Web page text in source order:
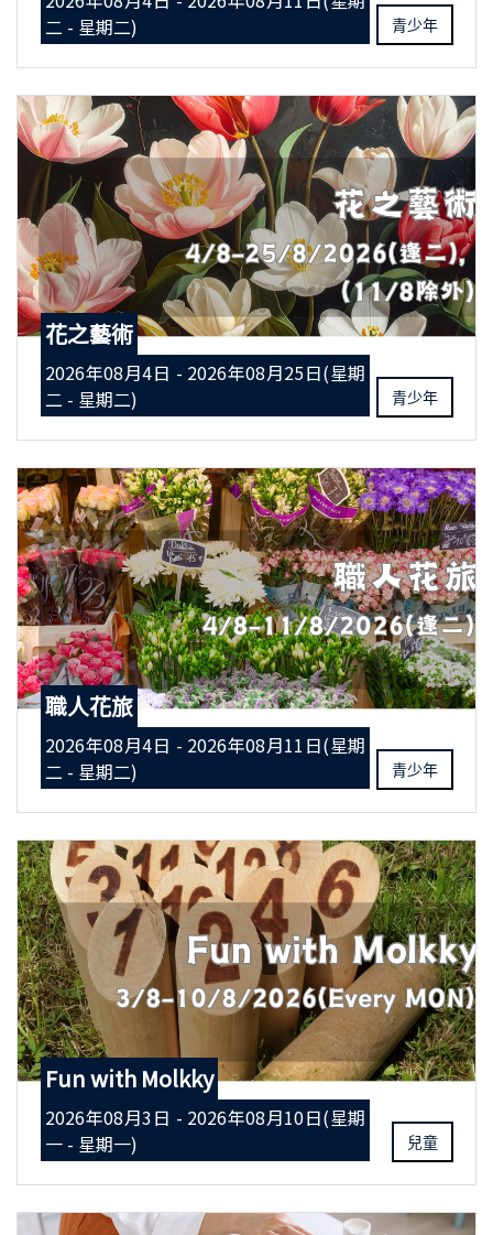
二 - 星期二)
青少年
花之藝術
2026年08月4日 - 2026年08月25日(星期
二 - 星期二)
青少年
職人花旅
2026年08月4日 - 2026年08月11日(星期
二 - 星期二)
青少年
Fun with Molkky
2026年08月3日 - 2026年08月10日(星期
一 - 星期一)
兒童